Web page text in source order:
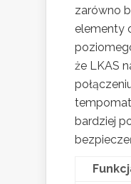
zarówno
elementy
że LKAS
bardziej